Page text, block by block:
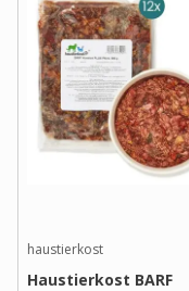
haustierkost
Haustierkost BARF